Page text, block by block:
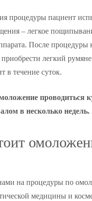
процедуры пациент
– легкое
После процедуры
легкий
в течение суток.
проводиться
в несколько недель.
на процедуры по
медицины и